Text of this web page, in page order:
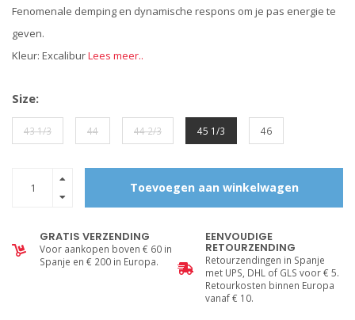
Fenomenale demping en dynamische respons om je pas energie te
geven.
Kleur: ExcaliburLees meer..
Size:
43 1/3 44 44 2/3 45 1/3 46
Toevoegen aan winkelwagen
GRATIS VERZENDING
Voor aankopen boven € 60 in
Spanje en € 200 in Europa.
EENVOUDIGE
RETOURZENDING
Retourzendingen in Spanje
met UPS, DHL of GLS voor € 5.
Retourkosten binnen Europa
vanaf € 10.